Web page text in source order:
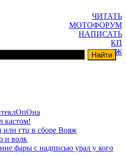
ЧИТАТЬ
МОТОФОРУМ
НАПИСАТЬ
КП
ГАРАЖ
кастом!
гтц в сборе Вояж
и волк
фары с надписью урал у кого